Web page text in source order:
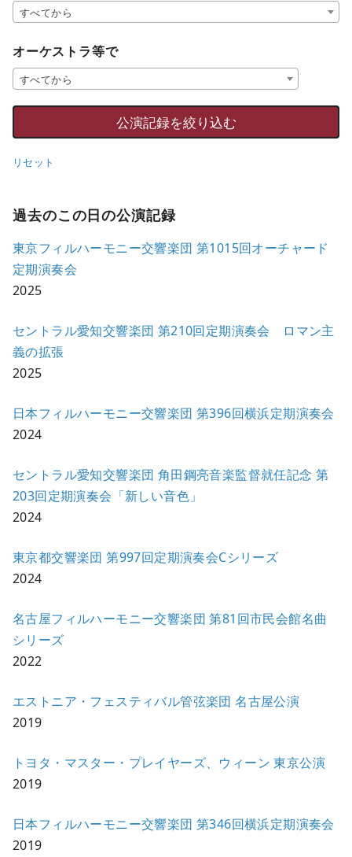
すべてから
オーケストラ等で
すべてから
リセット
過去のこの日の公演記録
東京フィルハーモニー交響楽団 第1015回オーチャード
定期演奏会
2025
セントラル愛知交響楽団 第210回定期演奏会 ロマン主
義の拡張
2025
日本フィルハーモニー交響楽団 第396回横浜定期演奏会
2024
セントラル愛知交響楽団 角田鋼亮音楽監督就任記念 第
203回定期演奏会「新しい音色」
2024
東京都交響楽団 第997回定期演奏会Cシリーズ
2024
名古屋フィルハーモニー交響楽団 第81回市民会館名曲
シリーズ
2022
エストニア・フェスティバル管弦楽団 名古屋公演
2019
トヨタ・マスター・プレイヤーズ、ウィーン 東京公演
2019
日本フィルハーモニー交響楽団 第346回横浜定期演奏会
2019